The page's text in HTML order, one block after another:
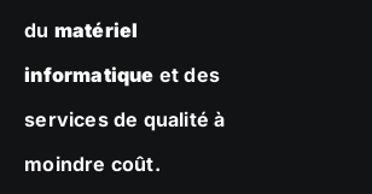
du matériel
informatique et des
services de qualité à
moindre coût.